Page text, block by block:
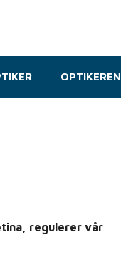
OPTIKEREN
regulerer vår